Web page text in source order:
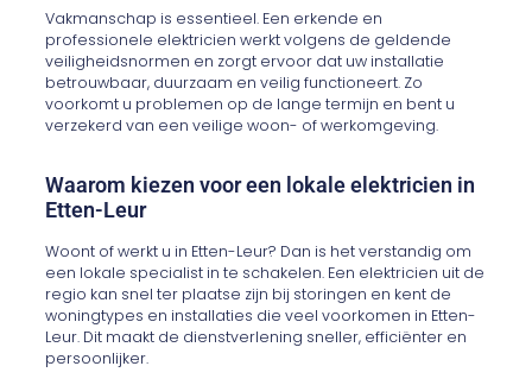
Vakmanschap is essentieel. Een erkende en
professionele elektricien werkt volgens de geldende
veiligheidsnormen en zorgt ervoor dat uw installatie
betrouwbaar, duurzaam en veilig functioneert. Zo
voorkomt u problemen op de lange termijn en bent u
verzekerd van een veilige woon- of werkomgeving.
Waarom kiezen voor een lokale elektricien in
Etten-Leur
Woont of werkt u in Etten-Leur? Dan is het verstandig om
een lokale specialist in te schakelen. Een elektricien uit de
regio kan snel ter plaatse zijn bij storingen en kent de
woningtypes en installaties die veel voorkomen in Etten-
Leur. Dit maakt de dienstverlening sneller, efficiënter en
persoonlijker.